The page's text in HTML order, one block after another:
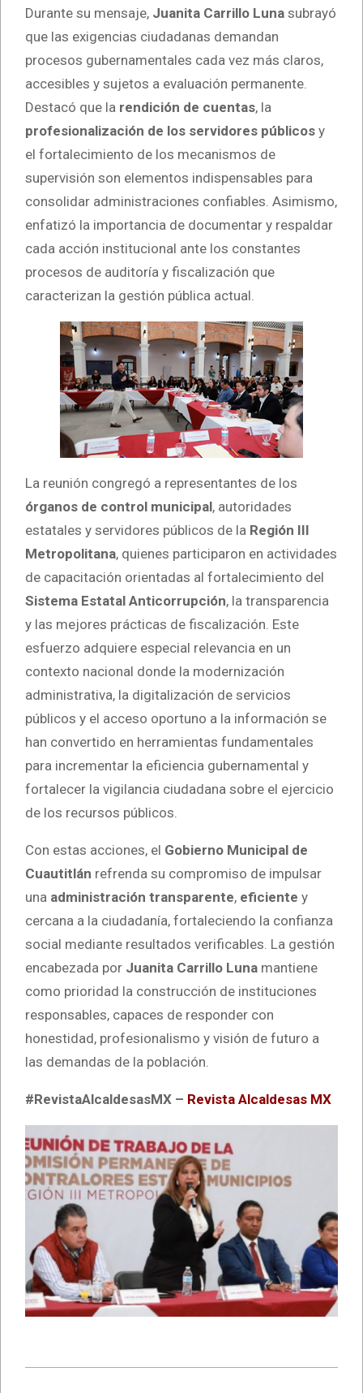
Durante su mensaje, Juanita Carrillo Luna subrayó
que las exigencias ciudadanas demandan
procesos gubernamentales cada vez más claros,
accesibles y sujetos a evaluación permanente.
Destacó que la rendición de cuentas, la
profesionalización de los servidores públicos y
el fortalecimiento de los mecanismos de
supervisión son elementos indispensables para
consolidar administraciones confiables. Asimismo,
enfatizó la importancia de documentar y respaldar
cada acción institucional ante los constantes
procesos de auditoría y fiscalización que
caracterizan la gestión pública actual.
La reunión congregó a representantes de los
órganos de control municipal, autoridades
estatales y servidores públicos de la Región III
Metropolitana, quienes participaron en actividades
de capacitación orientadas al fortalecimiento del
Sistema Estatal Anticorrupción, la transparencia
y las mejores prácticas de fiscalización. Este
esfuerzo adquiere especial relevancia en un
contexto nacional donde la modernización
administrativa, la digitalización de servicios
públicos y el acceso oportuno a la información se
han convertido en herramientas fundamentales
para incrementar la eficiencia gubernamental y
fortalecer la vigilancia ciudadana sobre el ejercicio
de los recursos públicos.
Con estas acciones, el Gobierno Municipal de
Cuautitlán refrenda su compromiso de impulsar
una administración transparente, eficiente y
cercana a la ciudadanía, fortaleciendo la confianza
social mediante resultados verificables. La gestión
encabezada por Juanita Carrillo Luna mantiene
como prioridad la construcción de instituciones
responsables, capaces de responder con
honestidad, profesionalismo y visión de futuro a
las demandas de la población.
#RevistaAlcaldesasMX – Revista Alcaldesas MX